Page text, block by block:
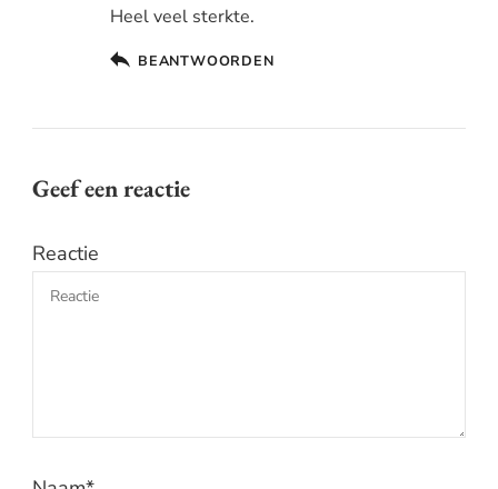
Heel veel sterkte.
BEANTWOORDEN
Geef een reactie
Reactie